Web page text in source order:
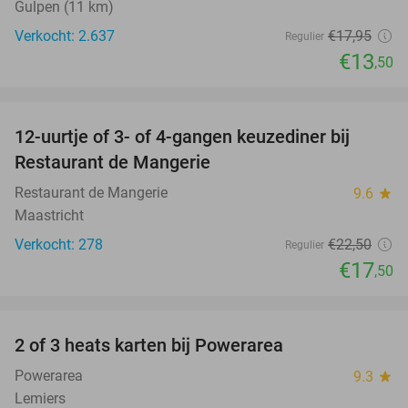
Gulpen (11 km)
Verkocht: 2.637
Regulier €17,95
€13,50
12-uurtje of 3- of 4-gangen keuzediner bij
Restaurant de Mangerie
Restaurant de Mangerie 9.6 star
Maastricht
Verkocht: 278
Regulier €22,50
€17,50
2 of 3 heats karten bij Powerarea
Powerarea 9.3 star
Lemiers